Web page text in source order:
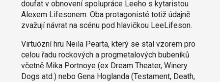
doufat v obnovení spolupráce Leeho s kytaristou
Alexem Lifesonem. Oba protagonisté totiž údajně
zvažují návrat na scénu pod hlavičkou LeeLifeson.
Virtuózní hru Neila Pearta, který se stal vzorem pro
celou řadu rockových a progmetalových bubeníků
včetně Mika Portnoye (ex Dream Theater, Winery
Dogs atd.) nebo Gena Hoglanda (Testament, Death,